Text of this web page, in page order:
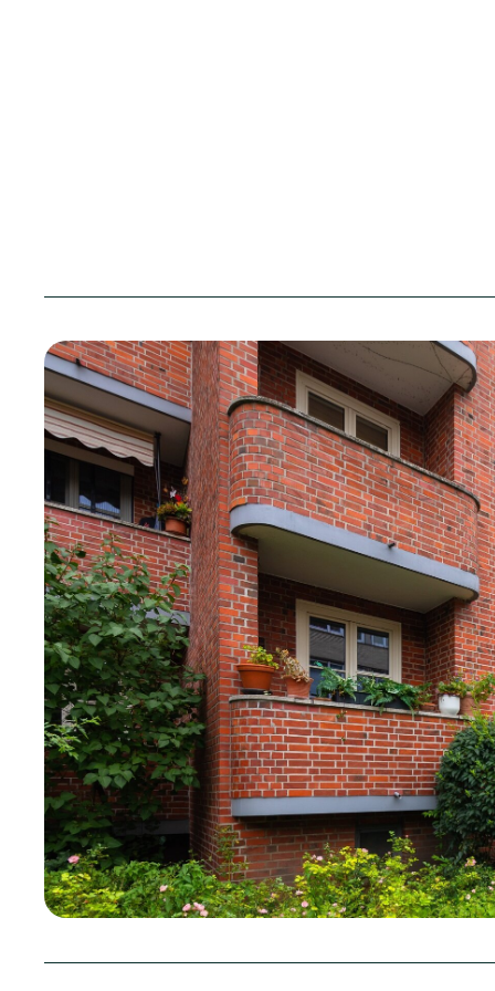
Genossenschaftsorgane
Vertreterversammlung
altoba Natur
Nachhaltigkeitsbericht
Stiftung
Unsere Geschichte
Ausbildung
Praktikum
Freiwillige
Nachbar­schaftstreff
Bahrenfelder Dreieck
Nachbarschaftstreff Bornheide
Nachbarschaftstreff
Harmsenstraße
Nachbarschaftstreff
Schnellstraße
Mitglied werden & werben
Allgemein/
MIA
Mietercentrum